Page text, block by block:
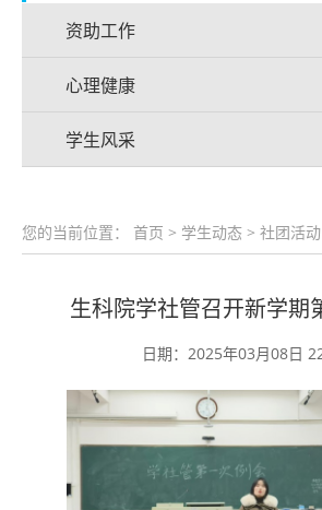
资助工作
心理健康
学生风采
您的当前位置： 首页 > 学生动态 > 社团活动
生科院学社管召开新学期
日期：2025年03月08日